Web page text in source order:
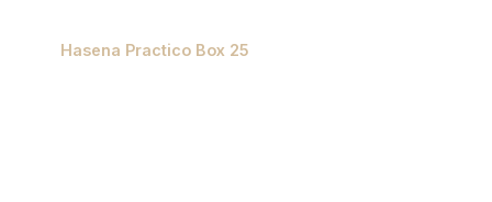
Hasena Practico Box 25